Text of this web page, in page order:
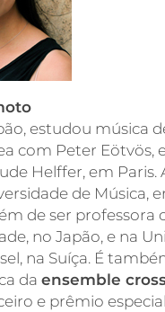
estudou música
com Peter Eötvös,
Helffer, em
de Música,
de ser professora
no Japão, e na
na Suíça. É
da ensemble
e prêmio